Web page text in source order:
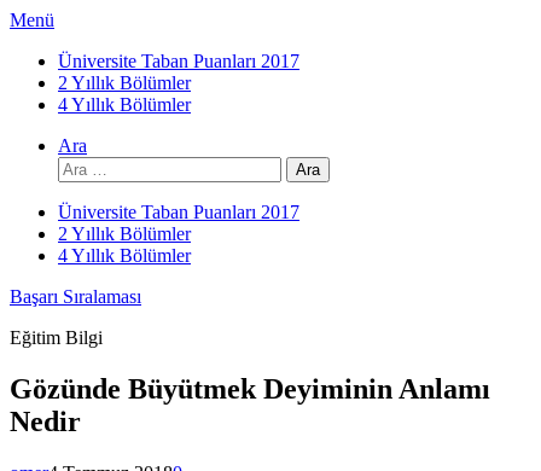
İçeriğe
Menü
Üniversite Taban Puanları 2017
2 Yıllık Bölümler
4 Yıllık Bölümler
Ara
Arama:
Üniversite Taban Puanları 2017
2 Yıllık Bölümler
4 Yıllık Bölümler
Başarı Sıralaması
Eğitim Bilgi
Gözünde Büyütmek Deyiminin Anlamı
Nedir